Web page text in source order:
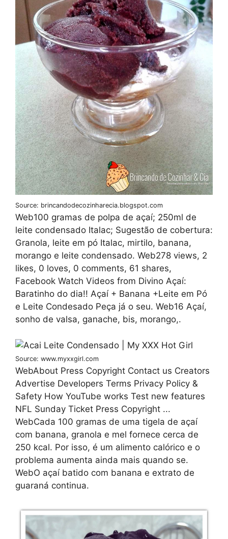
Source: brincandodecozinharecia.blogspot.com
Web100 gramas de polpa de açaí; 250ml de
leite condensado Italac; Sugestão de cobertura:
Granola, leite em pó Italac, mirtilo, banana,
morango e leite condensado. Web278 views, 2
likes, 0 loves, 0 comments, 61 shares,
Facebook Watch Videos from Divino Açaí:
Baratinho do dia!! Açaí + Banana +Leite em Pó
e Leite Condesado Peça já o seu. Web16 Açaí,
sonho de valsa, ganache, bis, morango,.
Source: www.myxxgirl.com
WebAbout Press Copyright Contact us Creators
Advertise Developers Terms Privacy Policy &
Safety How YouTube works Test new features
NFL Sunday Ticket Press Copyright ...
WebCada 100 gramas de uma tigela de açaí
com banana, granola e mel fornece cerca de
250 kcal. Por isso, é um alimento calórico e o
problema aumenta ainda mais quando se.
WebO açaí batido com banana e extrato de
guaraná continua.